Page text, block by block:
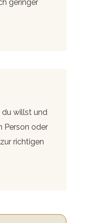
geringer
du willst und
Person oder
richtigen